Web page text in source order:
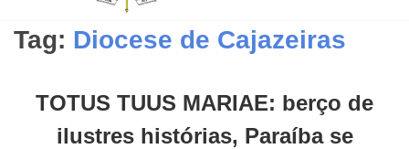
Tag: Diocese de Cajazeiras
TOTUS TUUS MARIAE: berço de
ilustres histórias, Paraíba se